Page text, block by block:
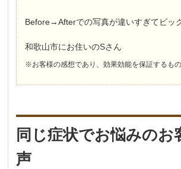
Before→Afterでの写真が違いすぎてビッ
和歌山市にお住いのSさん
※お客様の感想であり、効果効能を保証するもの
同じ症状でお悩みのお
声